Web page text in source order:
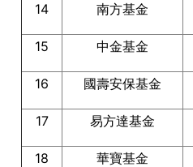
14 南方基金
15 中金基金
16 國壽安保基金
17 易方達基金
18 華寶基金